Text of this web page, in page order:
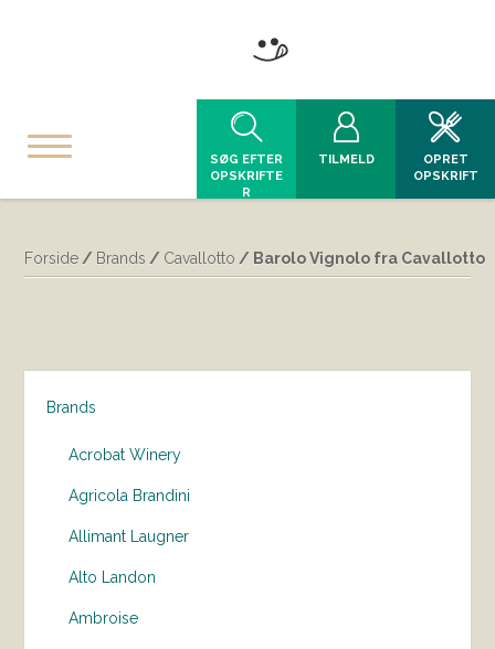
SØG EFTER
OPSKRIFTE
R
TILMELD
OPRET
OPSKRIFT
Forside / Brands / Cavallotto / Barolo Vignolo fra Cavallotto
Brands
Acrobat Winery
Agricola Brandini
Allimant Laugner
Alto Landon
Ambroise